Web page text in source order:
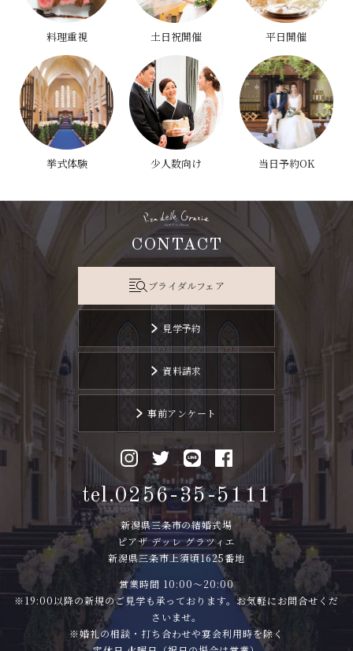
料理重視 土日祝開催 平日開催
挙式体験 少人数向け 当日予約OK
CONTACT
ブライダルフェア
見学予約
資料請求
事前アンケート
tel.0256-35-5111
新潟県三条市の結婚式場
ピアザ デッレ グラツィエ
新潟県三条市上須頃1625番地
営業時間 10:00〜20:00
※19:00以降の新規のご見学も承っております。お気軽にお問合せくだ
さいませ。
※婚礼の相談・打ち合わせや宴会利用時を除く